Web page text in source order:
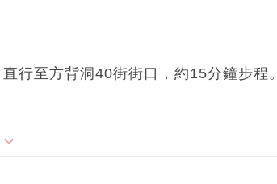
行至方背洞40街街口，約15分鐘步程。